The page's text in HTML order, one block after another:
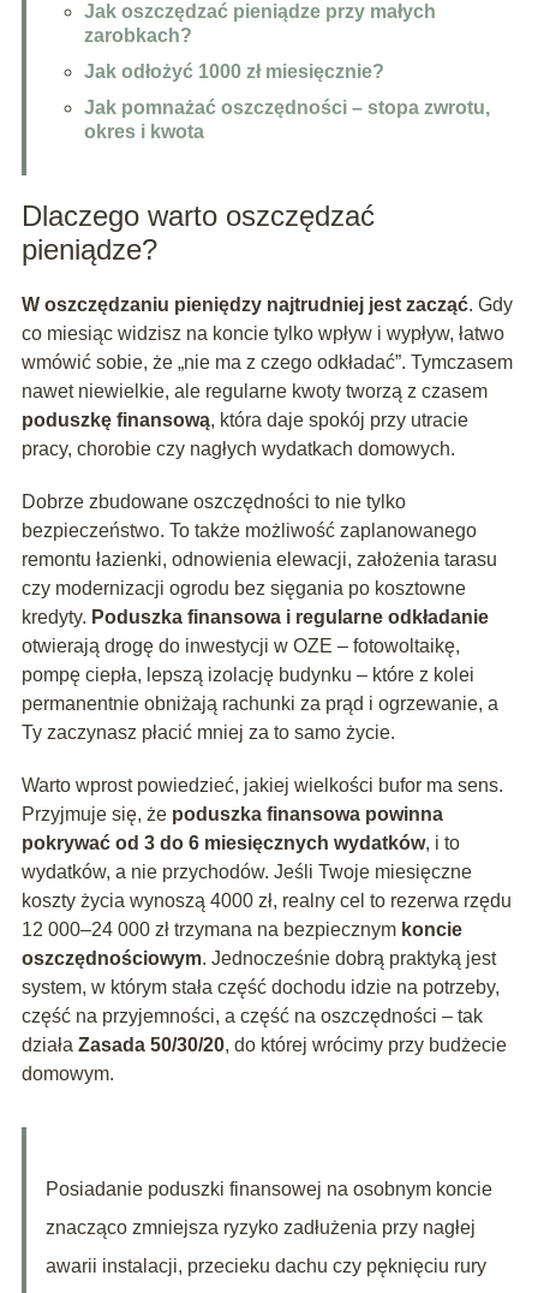
Jak oszczędzać pieniądze przy małych
zarobkach?
Jak odłożyć 1000 zł miesięcznie?
Jak pomnażać oszczędności – stopa zwrotu,
okres i kwota
Dlaczego warto oszczędzać
pieniądze?
W oszczędzaniu pieniędzy najtrudniej jest zacząć. Gdy
co miesiąc widzisz na koncie tylko wpływ i wypływ, łatwo
wmówić sobie, że „nie ma z czego odkładać”. Tymczasem
nawet niewielkie, ale regularne kwoty tworzą z czasem
poduszkę finansową, która daje spokój przy utracie
pracy, chorobie czy nagłych wydatkach domowych.
Dobrze zbudowane oszczędności to nie tylko
bezpieczeństwo. To także możliwość zaplanowanego
remontu łazienki, odnowienia elewacji, założenia tarasu
czy modernizacji ogrodu bez sięgania po kosztowne
kredyty. Poduszka finansowa i regularne odkładanie
otwierają drogę do inwestycji w OZE – fotowoltaikę,
pompę ciepła, lepszą izolację budynku – które z kolei
permanentnie obniżają rachunki za prąd i ogrzewanie, a
Ty zaczynasz płacić mniej za to samo życie.
Warto wprost powiedzieć, jakiej wielkości bufor ma sens.
Przyjmuje się, że poduszka finansowa powinna
pokrywać od 3 do 6 miesięcznych wydatków, i to
wydatków, a nie przychodów. Jeśli Twoje miesięczne
koszty życia wynoszą 4000 zł, realny cel to rezerwa rzędu
12 000–24 000 zł trzymana na bezpiecznym koncie
oszczędnościowym. Jednocześnie dobrą praktyką jest
system, w którym stała część dochodu idzie na potrzeby,
część na przyjemności, a część na oszczędności – tak
działa Zasada 50/30/20, do której wrócimy przy budżecie
domowym.
Posiadanie poduszki finansowej na osobnym koncie
znacząco zmniejsza ryzyko zadłużenia przy nagłej
awarii instalacji, przecieku dachu czy pęknięciu rury